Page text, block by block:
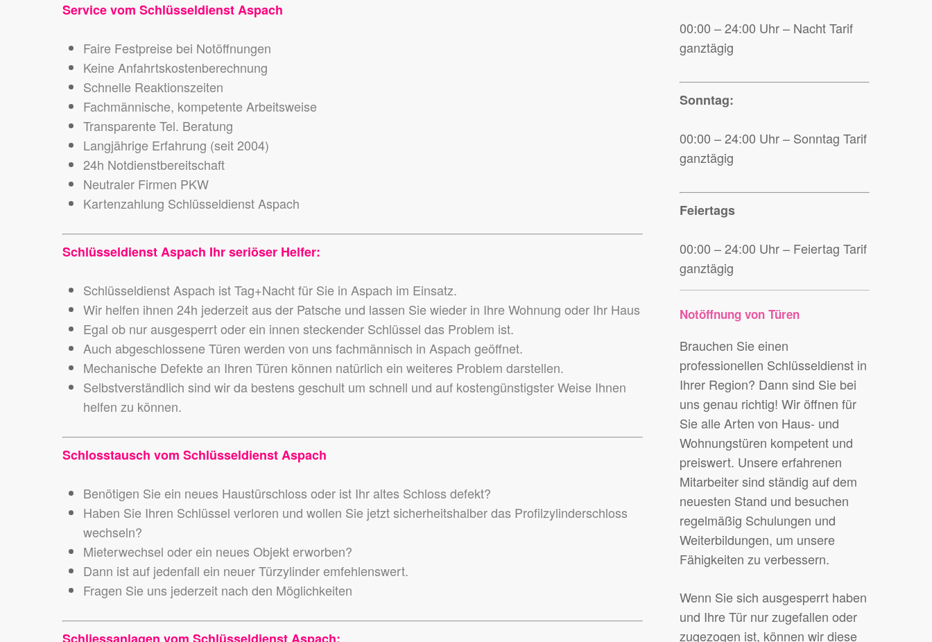
Service vom Schlüsseldienst Aspach
Faire Festpreise bei Notöffnungen
Keine Anfahrtskostenberechnung
Schnelle Reaktionszeiten
Fachmännische, kompetente Arbeitsweise
Transparente Tel. Beratung
Langjährige Erfahrung (seit 2004)
24h Notdienstbereitschaft
Neutraler Firmen PKW
Kartenzahlung Schlüsseldienst Aspach
Schlüsseldienst Aspach Ihr seriöser Helfer:
Schlüsseldienst Aspach ist Tag+Nacht für Sie in Aspach im Einsatz.
Wir helfen ihnen 24h jederzeit aus der Patsche und lassen Sie wieder in Ihre Wohnung oder Ihr Haus
Egal ob nur ausgesperrt oder ein innen steckender Schlüssel das Problem ist.
Auch abgeschlossene Türen werden von uns fachmännisch in Aspach geöffnet.
Mechanische Defekte an Ihren Türen können natürlich ein weiteres Problem darstellen.
Selbstverständlich sind wir da bestens geschult um schnell und auf kostengünstigster Weise Ihnen
helfen zu können.
Schlosstausch vom Schlüsseldienst Aspach
Benötigen Sie ein neues Haustürschloss oder ist Ihr altes Schloss defekt?
Haben Sie Ihren Schlüssel verloren und wollen Sie jetzt sicherheitshalber das Profilzylinderschloss
wechseln?
Mieterwechsel oder ein neues Objekt erworben?
Dann ist auf jedenfall ein neuer Türzylinder emfehlenswert.
Fragen Sie uns jederzeit nach den Möglichkeiten
00:00 – 24:00 Uhr – Nacht Tarif
ganztägig
Sonntag:
00:00 – 24:00 Uhr – Sonntag Tarif
ganztägig
Feiertags
00:00 – 24:00 Uhr – Feiertag Tarif
ganztägig
Notöffnung von Türen
Brauchen Sie einen
professionellen Schlüsseldienst in
Ihrer Region? Dann sind Sie bei
uns genau richtig! Wir öffnen für
Sie alle Arten von Haus- und
Wohnungstüren kompetent und
preiswert. Unsere erfahrenen
Mitarbeiter sind ständig auf dem
neuesten Stand und besuchen
regelmäßig Schulungen und
Weiterbildungen, um unsere
Fähigkeiten zu verbessern.
Wenn Sie sich ausgesperrt haben
und Ihre Tür nur zugefallen oder
zugezogen ist, können wir diese